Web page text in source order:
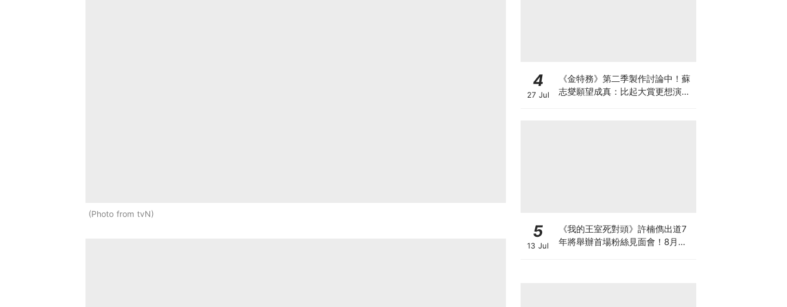
Photo from tvN
4
27 Jul
《金特務》第二季製作討論中！蘇
志燮願望成真：比起大賞更想演續
5
13 Jul
《我的王室死對頭》許楠儁出道7
年將舉辦首場粉絲見面會！8月與